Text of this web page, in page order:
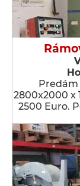
Predám
2800x2000 x
2500 Euro.